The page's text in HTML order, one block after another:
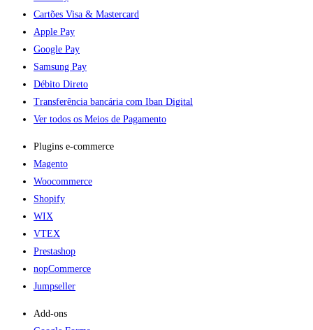
Cartões Visa & Mastercard
Apple Pay
Google Pay
Samsung Pay
Débito Direto
Transferência bancária com Iban Digital
Ver todos os Meios de Pagamento
Plugins e-commerce​
Magento
Woocommerce
Shopify
WIX
VTEX
Prestashop
nopCommerce
Jumpseller
Add-ons​